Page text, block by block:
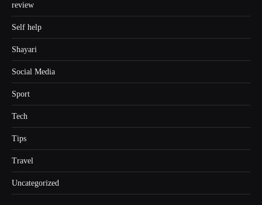
review
Self help
Shayari
Social Media
Sport
Tech
Tips
Travel
Uncategorized